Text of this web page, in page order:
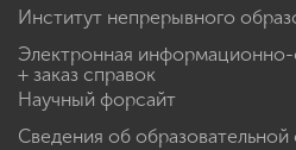
Институт непрерывного
Электронная информационно-
+ заказ справок
Научный форсайт
Сведения об образовательной